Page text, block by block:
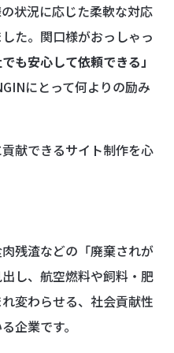
状況に応じた柔軟な対応
た。関口様がおっしゃっ
も安心して依頼できる」
にとって何よりの励み
献できるサイト制作を心
残渣などの「廃棄されが
し、航空燃料や飼料・肥
変わらせる、社会貢献性
企業です。